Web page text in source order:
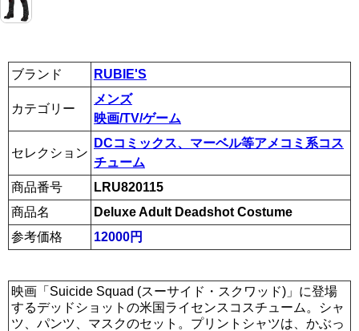
ブランド RUBIE'S
カテゴリー
メンズ
映画/TV/ゲーム
セレクション
DCコミックス、マーベル等アメコミ系コス
チューム
商品番号
LRU820115
商品名
Deluxe Adult Deadshot Costume
参考価格
12000円
映画「Suicide Squad (スーサイド・スクワッド)」に登場
するデッドショットの米国ライセンスコスチューム。シャ
ツ、パンツ、マスクのセット。プリントシャツは、かぶっ